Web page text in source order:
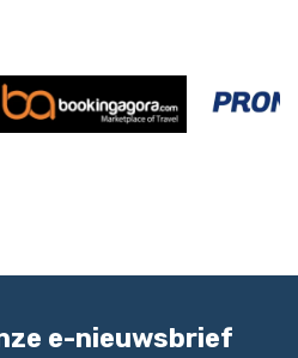
e-nieuwsbrief